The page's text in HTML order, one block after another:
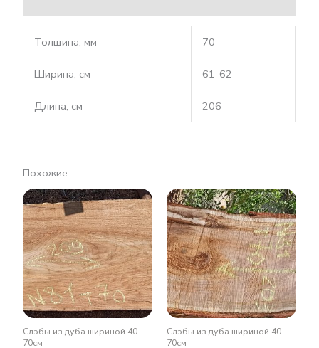
Толщина, мм 70
Ширина, см 61-62
Длина, см 206
Похожие
Слэбы из дуба шириной 40-
70см
Слэбы из дуба шириной 40-
70см